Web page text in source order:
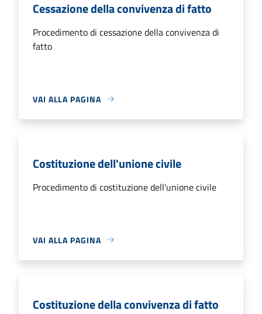
Cessazione della convivenza di fatto
Procedimento di cessazione della convivenza di
fatto
VAI ALLA PAGINA
Costituzione dell'unione civile
Procedimento di costituzione dell'unione civile
VAI ALLA PAGINA
Costituzione della convivenza di fatto